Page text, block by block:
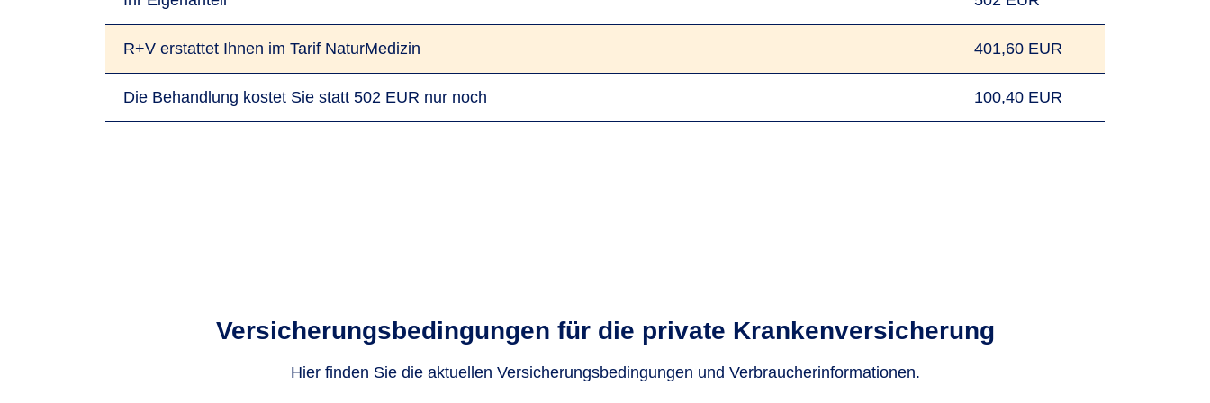
R+V erstattet Ihnen im Tarif NaturMedizin 401,60 EUR
Die Behandlung kostet Sie statt 502 EUR nur noch 100,40 EUR
Versicherungs­bedingungen für die private Krankenversicherung
Hier finden Sie die aktuellen Versicherungsbedingungen und Verbraucherinformationen.